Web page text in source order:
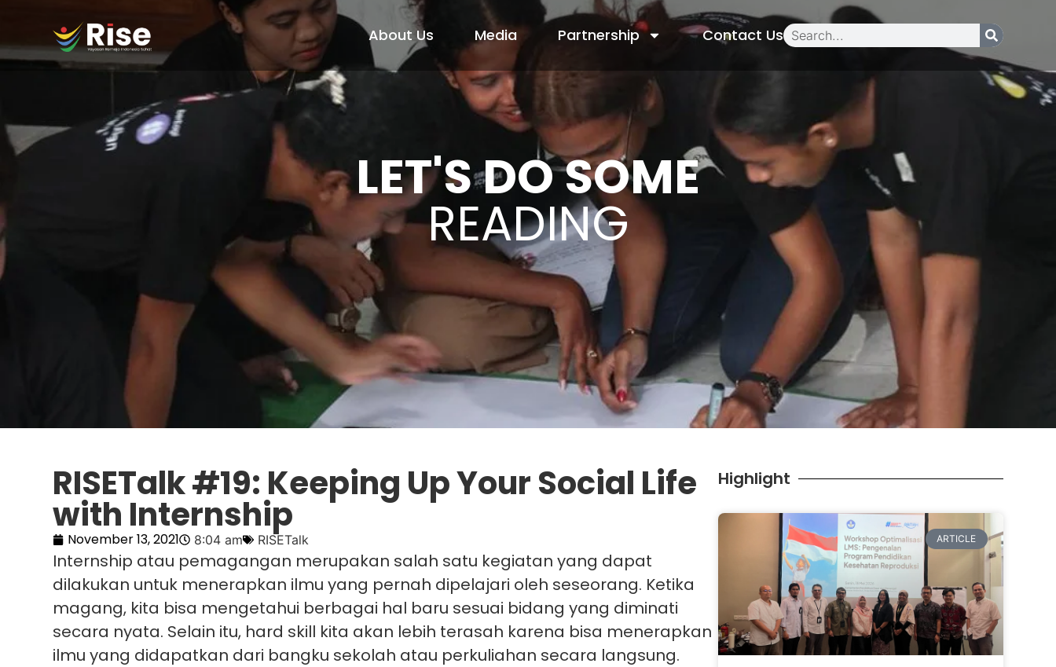
About Us Media Partnership Contact Us
LET'S DO SOME
READING
RISETalk #19: Keeping Up Your Social Life
with Internship
November 13, 2021 8:04 am RISETalk
Internship atau pemagangan merupakan salah satu kegiatan yang dapat
dilakukan untuk menerapkan ilmu yang pernah dipelajari oleh seseorang. Ketika
magang, kita bisa mengetahui berbagai hal baru sesuai bidang yang diminati
secara nyata. Selain itu, hard skill kita akan lebih terasah karena bisa menerapkan
ilmu yang didapatkan dari bangku sekolah atau perkuliahan secara langsung.
Highlight
ARTICLE